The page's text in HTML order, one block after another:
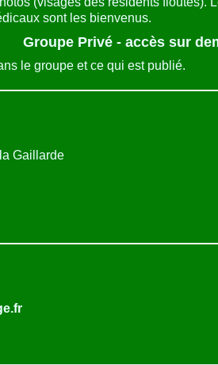
sont les bienvenus.
Groupe Privé - accès sur
le groupe et ce qui est publié.
Gaillarde